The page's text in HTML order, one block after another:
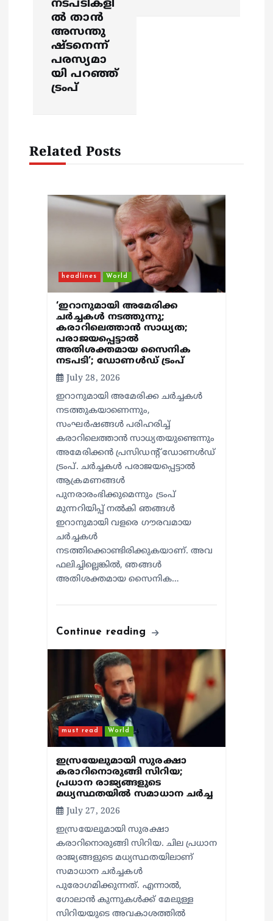
t
നടപടികളി
ല്‍ താന്‍
അസന്തു
ഷ്ടനെന്ന്
പരസ്യമാ
യി പറഞ്ഞ്
ട്രംപ്
Related Posts
headlines World
‘ഇറാനുമായി അമേരിക്ക
ചര്‍ച്ചകള്‍ നടത്തുന്നു;
കരാറിലെത്താന്‍ സാധ്യത;
പരാജയപ്പെട്ടാല്‍
അതിശക്തമായ സൈനിക
നടപടി’; ഡോണള്‍ഡ് ട്രംപ്
July 28, 2026
ഇറാനുമായി അമേരിക്ക ചര്‍ച്ചകള്‍
നടത്തുകയാണെന്നും,
സംഘര്‍ഷങ്ങള്‍ പരിഹരിച്ച്
കരാറിലെത്താന്‍ സാധ്യതയുണ്ടെന്നും
അമേരിക്കന്‍ പ്രസിഡന്റ് ഡോണള്‍ഡ്
ട്രംപ്. ചര്‍ച്ചകള്‍ പരാജയപ്പെട്ടാല്‍
ആക്രമണങ്ങള്‍
പുനരാരംഭിക്കുമെന്നും ട്രംപ്
മുന്നറിയിപ്പ് നല്‍കി ഞങ്ങള്‍
ഇറാനുമായി വളരെ ഗൗരവമായ
ചര്‍ച്ചകള്‍
നടത്തിക്കൊണ്ടിരിക്കുകയാണ്. അവ
ഫലിച്ചില്ലെങ്കില്‍, ഞങ്ങള്‍
അതിശക്തമായ സൈനിക…
Continue reading
must read World
ഇസ്രയേലുമായി സുരക്ഷാ
കരാറിനൊരുങ്ങി സിറിയ;
പ്രധാന രാജ്യങ്ങളുടെ
മധ്യസ്ഥതയില്‍ സമാധാന ചര്‍ച്ച
July 27, 2026
ഇസ്രയേലുമായി സുരക്ഷാ
കരാറിനൊരുങ്ങി സിറിയ. ചില പ്രധാന
രാജ്യങ്ങളുടെ മധ്യസ്ഥതയിലാണ്
സമാധാന ചര്‍ച്ചകള്‍
പുരോഗമിക്കുന്നത്. എന്നാല്‍,
ഗോലാന്‍ കുന്നുകള്‍ക്ക് മേലുള്ള
സിറിയയുടെ അവകാശത്തില്‍